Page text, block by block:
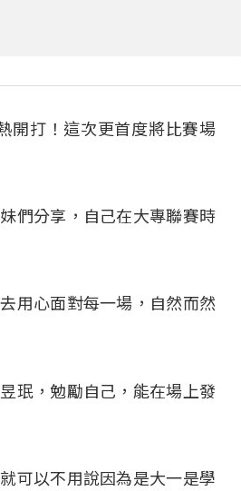
開打！這次更首度將比賽場
們分享，自己在大專聯賽時
用心面對每一場，自然而然
珉，勉勵自己，能在場上發
可以不用說因為是大一是學